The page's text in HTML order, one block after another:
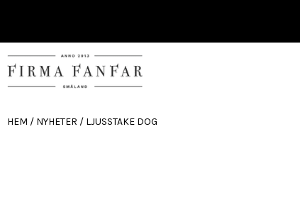
HEM / NYHETER / LJUSSTAKE DOG